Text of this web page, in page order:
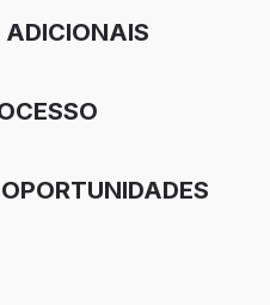
ADICIONAIS